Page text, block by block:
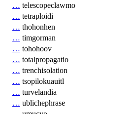
… telescopeclawmo
… tetraploidi
… thohonhen
… timgorman
… tohohoov
… totalpropagatio
… trenchisolation
… tsopilokuauitl
… turvelandia
… ublichephrase